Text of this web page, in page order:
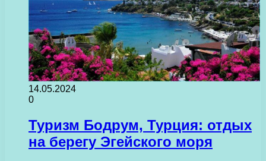
14.05.2024
0
Туризм Бодрум, Турция: отдых
на берегу Эгейского моря